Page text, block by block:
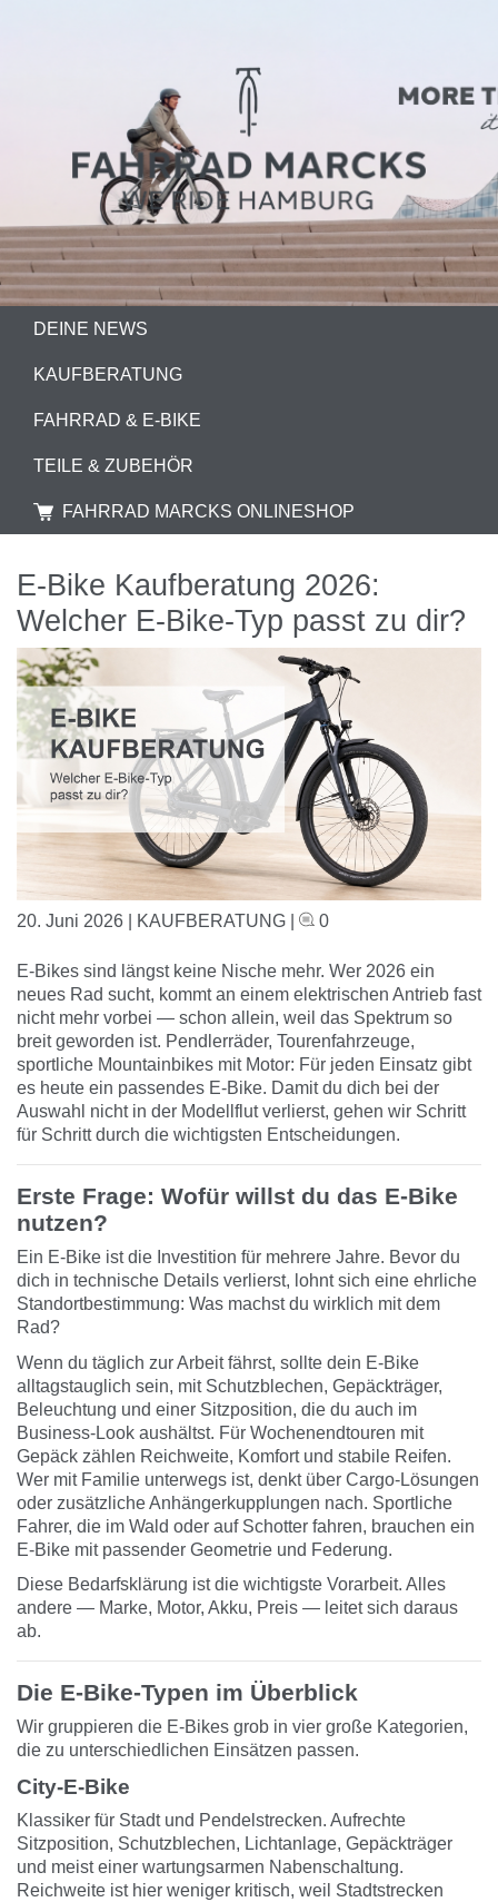
DEINE NEWS
KAUFBERATUNG
FAHRRAD & E-BIKE
TEILE & ZUBEHÖR
FAHRRAD MARCKS ONLINESHOP
E-Bike Kaufberatung 2026:
Welcher E-Bike-Typ passt zu dir?
20. Juni 2026 KAUFBERATUNG 0
E-Bikes sind längst keine Nische mehr. Wer 2026 ein
neues Rad sucht, kommt an einem elektrischen Antrieb fast
nicht mehr vorbei — schon allein, weil das Spektrum so
breit geworden ist. Pendlerräder, Tourenfahrzeuge,
sportliche Mountainbikes mit Motor: Für jeden Einsatz gibt
es heute ein passendes E-Bike. Damit du dich bei der
Auswahl nicht in der Modellflut verlierst, gehen wir Schritt
für Schritt durch die wichtigsten Entscheidungen.
Erste Frage: Wofür willst du das E-Bike
nutzen?
Ein E-Bike ist die Investition für mehrere Jahre. Bevor du
dich in technische Details verlierst, lohnt sich eine ehrliche
Standortbestimmung: Was machst du wirklich mit dem
Rad?
Wenn du täglich zur Arbeit fährst, sollte dein E-Bike
alltagstauglich sein, mit Schutzblechen, Gepäckträger,
Beleuchtung und einer Sitzposition, die du auch im
Business-Look aushältst. Für Wochenendtouren mit
Gepäck zählen Reichweite, Komfort und stabile Reifen.
Wer mit Familie unterwegs ist, denkt über Cargo-Lösungen
oder zusätzliche Anhängerkupplungen nach. Sportliche
Fahrer, die im Wald oder auf Schotter fahren, brauchen ein
E-Bike mit passender Geometrie und Federung.
Diese Bedarfsklärung ist die wichtigste Vorarbeit. Alles
andere — Marke, Motor, Akku, Preis — leitet sich daraus
ab.
Die E-Bike-Typen im Überblick
Wir gruppieren die E-Bikes grob in vier große Kategorien,
die zu unterschiedlichen Einsätzen passen.
City-E-Bike
Klassiker für Stadt und Pendelstrecken. Aufrechte
Sitzposition, Schutzblechen, Lichtanlage, Gepäckträger
und meist einer wartungsarmen Nabenschaltung.
Reichweite ist hier weniger kritisch, weil Stadtstrecken